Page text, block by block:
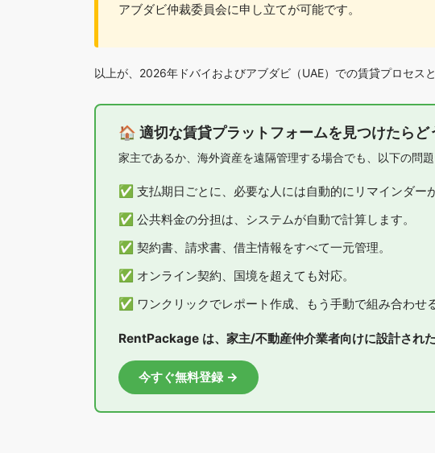
アブダビ仲裁委員会に申し立てが可能です。
以上が、2026年ドバイおよびアブダビ（UAE）での賃貸プロセス
🏠 適切な賃貸プラットフォームを見つけたらど
家主であるか、海外資産を遠隔管理する場合でも、以下の問
✅ 支払期日ごとに、必要な人には自動的にリマインダー
✅ 公共料金の分担は、システムが自動で計算します。
✅ 契約書、請求書、借主情報をすべて一元管理。
✅ オンライン契約、国境を超えても対応。
✅ ワンクリックでレポート作成、もう手動で組み合わせ
RentPackage は、家主/不動産仲介業者向けに設計され
今すぐ無料登録 →